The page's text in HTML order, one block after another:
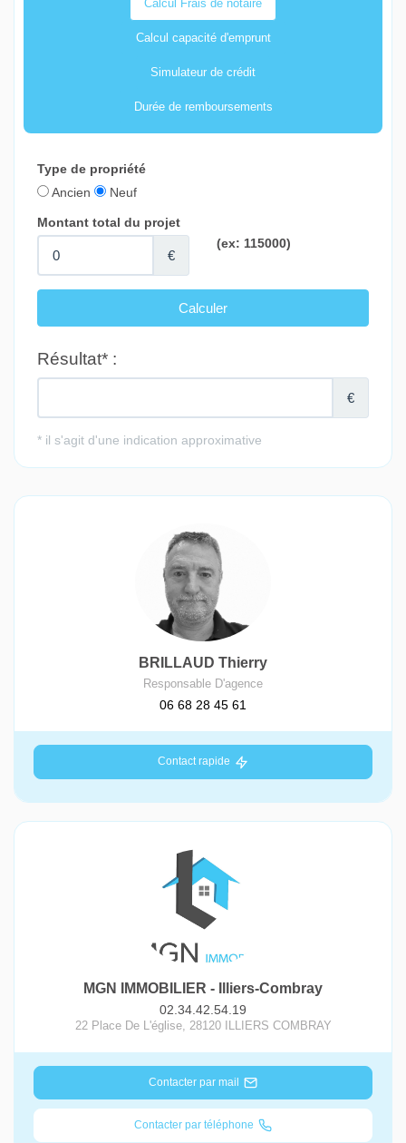
Calcul Frais de notaire
Calcul capacité d'emprunt
Simulateur de crédit
Durée de remboursements
BRILLAUD Thierry
Responsable D'agence
06 68 28 45 61
Contact rapide
MGN IMMOBILIER - Illiers-Combray
02.34.42.54.19
22 Place De L'église, 28120 ILLIERS COMBRAY
Contacter par mail
Contacter par téléphone